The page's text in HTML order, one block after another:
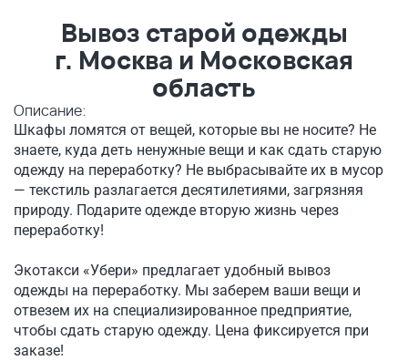
Вывоз старой одежды
г. Москва и Московская
область
Описание:
Шкафы ломятся от вещей, которые вы не носите? Не
знаете, куда деть ненужные вещи и как сдать старую
одежду на переработку? Не выбрасывайте их в мусор
— текстиль разлагается десятилетиями, загрязняя
природу. Подарите одежде вторую жизнь через
переработку!
Экотакси «Убери» предлагает удобный вывоз
одежды на переработку. Мы заберем ваши вещи и
отвезем их на специализированное предприятие,
чтобы сдать старую одежду. Цена фиксируется при
заказе!